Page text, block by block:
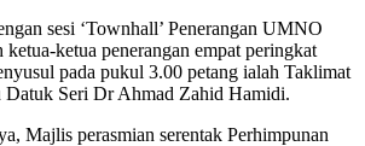
sesi ‘Townhall’ Penerangan UMNO
ketua penerangan empat peringkat
pada pukul 3.00 petang ialah Taklimat
Seri Dr Ahmad Zahid Hamidi.
Majlis perasmian serentak Perhimpunan